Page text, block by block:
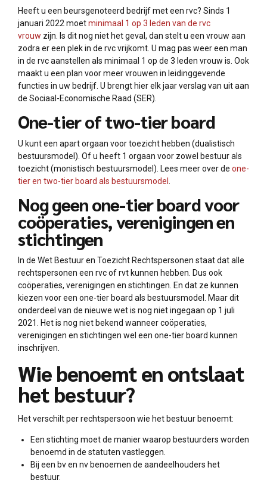
Heeft u een beursgenoteerd bedrijf met een rvc? Sinds 1
januari 2022 moetminimaal 1 op 3 leden van de rvc
vrouw zijn. Is dit nog niet het geval, dan stelt u een vrouw aan
zodra er een plek in de rvc vrijkomt. U mag pas weer een man
in de rvc aanstellen als minimaal 1 op de 3 leden vrouw is. Ook
maakt u een plan voor meer vrouwen in leidinggevende
functies in uw bedrijf. U brengt hier elk jaar verslag van uit aan
de Sociaal-Economische Raad (SER).
One-tier of two-tier board
U kunt een apart orgaan voor toezicht hebben (dualistisch
bestuursmodel). Of u heeft 1 orgaan voor zowel bestuur als
toezicht (monistisch bestuursmodel). Lees meer over de one-
tier en two-tier board als bestuursmodel
Nog geen one-tier board voor
coöperaties, verenigingen en
stichtingen
In de Wet Bestuur en Toezicht Rechtspersonen staat dat alle
rechtspersonen een rvc of rvt kunnen hebben. Dus ook
coöperaties, verenigingen en stichtingen. En dat ze kunnen
kiezen voor een one-tier board als bestuursmodel. Maar dit
onderdeel van de nieuwe wet is nog niet ingegaan op 1 juli
2021. Het is nog niet bekend wanneer coöperaties,
verenigingen en stichtingen wel een one-tier board kunnen
inschrijven.
Wie benoemt en ontslaat
het bestuur?
Het verschilt per rechtspersoon wie het bestuur benoemt:
Een stichting moet de manier waarop bestuurders worden
benoemd in de statuten vastleggen.
Bij een bv en nv benoemen de aandeelhouders het
bestuur.